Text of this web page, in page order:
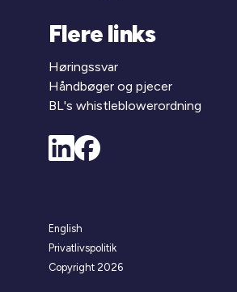
Flere links
Høringssvar
Håndbøger og pjecer
BL's whistleblowerordning
English
Privatlivspolitik
Copyright 2026